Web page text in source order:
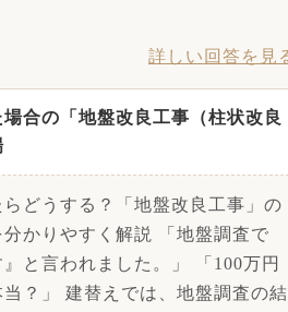
詳しい回答を見
合の「地盤改良工事（柱状改良
どうする？「地盤改良工事」の
かりやすく解説 「地盤調査で
』と言われました。」 「100万円
？」 建替えでは、地盤調査の結